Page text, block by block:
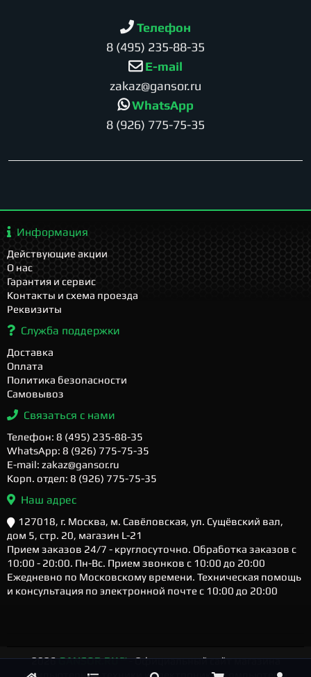
Телефон
8 (495) 235-88-35
E-mail
zakaz@gansor.ru
WhatsApp
8 (926) 775-75-35
Информация
Действующие акции
О нас
Гарантия и сервис
Контакты и схема проезда
Реквизиты
Служба поддержки
Доставка
Оплата
Политика безопасности
Самовывоз
Связаться с нами
Телефон: 8 (495) 235-88-35
WhatsApp: 8 (926) 775-75-35
E-mail: zakaz@gansor.ru
Корп. отдел: 8 (926) 775-75-35
Наш адрес
127018, г. Москва, м. Савёловская, ул. Сущёвский вал,
дом 5, стр. 20, магазин L-21
Прием заказов 24/7 - круглосуточно. Обработка заказов с
10:00 - 20:00. Пн-Вс. Прием звонков с 10:00 до 20:00
Ежедневно по Московскому времени. Техническая помощь
и консультация по электронной почте с 10:00 до 20:00
2026GANSOR.RU ™- Официальный сайт магазина
компьютерной техники и электроники. Компьютеры